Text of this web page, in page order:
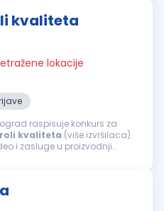
kvaliteta
lokacije
raspisuje konkurs za
kvaliteta (više izvršilaca).
i zasluge u proizvodnji